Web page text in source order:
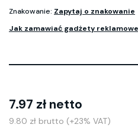
Znakowanie: Zapytaj o znakowanie
Jak zamawiać gadżety
7.97 zł netto
9.80 zł brutto (+23% VAT)